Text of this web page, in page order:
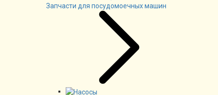
Запчасти для посудомоечных машин